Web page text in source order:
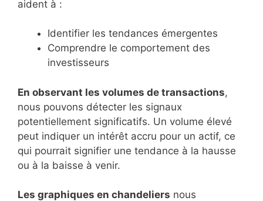
aident à :
Identifier les tendances émergentes
Comprendre le comportement des
investisseurs
En observant les volumes de transactions,
nous pouvons détecter les signaux
potentiellement significatifs. Un volume élevé
peut indiquer un intérêt accru pour un actif, ce
qui pourrait signifier une tendance à la hausse
ou à la baisse à venir.
Les graphiques en chandeliers nous